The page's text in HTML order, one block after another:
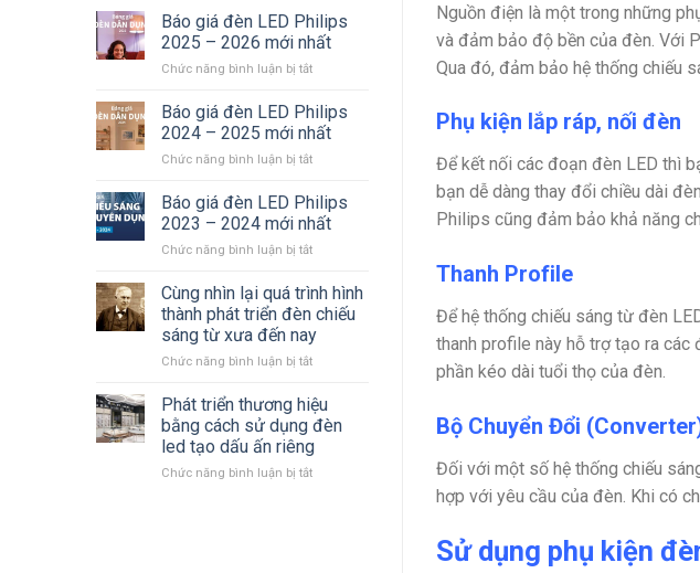
Nguồn điện là một trong những
và đảm bảo độ bền của đèn. Với
Qua đó, đảm bảo hệ thống chiếu
Phụ kiện lắp ráp, nối đèn
Để kết nối các đoạn đèn LED thì
bạn dễ dàng thay đổi chiều dài
Philips cũng đảm bảo khả năng
Thanh Profile
Để hệ thống chiếu sáng từ đèn
thanh profile này hỗ trợ tạo ra các
phần kéo dài tuổi thọ của đèn.
Bộ Chuyển Đổi
Đối với một số hệ thống chiếu
hợp với yêu cầu của đèn. Khi có
Sử dụng phụ kiện
Báo giá đèn LED Philips
2025 – 2026 mới nhất
Chức năng bình luận bị tắtở
giá
đèn
LED
Philips
–
2026
nhất
Báo giá đèn LED Philips
2024 – 2025 mới nhất
Chức năng bình luận bị tắtở
giá
đèn
LED
Philips
–
2025
nhất
Báo giá đèn LED Philips
2023 – 2024 mới nhất
Chức năng bình luận bị tắtở
giá
đèn
LED
Philips
2023
2024 mới
nhất
Cùng nhìn lại quá trình hình
thành phát triển đèn chiếu
sáng từ xưa đến nay
Chức năng bình luận bị tắtở
nhìn
lại
quá
trình
hình
Phát triển thương hiệu
bằng cách sử dụng đèn
led tạo dấu ấn riêng
Chức năng bình luận bị tắtở